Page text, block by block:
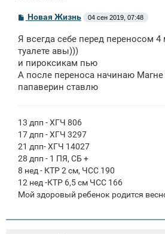
С
б
щ
н
и
Новая Жизнь 04 сен 2019, 07:48
Я всегда себе перед переносом
туалете авы)))
и пироксикам пью
А после переноса начинаю Магне
папаверин ставлю
13 дпп - ХГЧ 806
17 дпп - ХГЧ 3297
21 дпп- ХГЧ 14027
28 дпп - 1 ПЯ, СБ +
8 нед - КТР 2 см, ЧСС 190
12 нед -КТР 6,5 см ЧСС 166
Мой здоровый ребенок родится